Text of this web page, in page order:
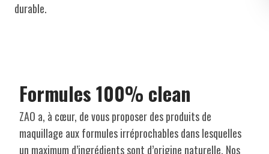
durable.
Formules 100% clean
ZAO a, à cœur, de vous proposer des produits de
maquillage aux formules irréprochables dans lesquelles
un maximum d’ingrédients sont d’origine naturelle. Nos